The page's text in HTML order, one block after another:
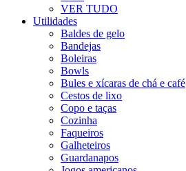
VER TUDO
Utilidades
Baldes de gelo
Bandejas
Boleiras
Bowls
Bules e xícaras de chá e café
Cestos de lixo
Copo e taças
Cozinha
Faqueiros
Galheteiros
Guardanapos